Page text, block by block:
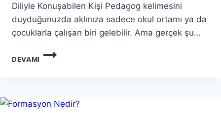
Diliyle Konuşabilen Kişi Pedagog kelimesini
duyduğunuzda aklınıza sadece okul ortamı ya da
çocuklarla çalışan biri gelebilir. Ama gerçek şu…
DEVAMI
PEDAGOG